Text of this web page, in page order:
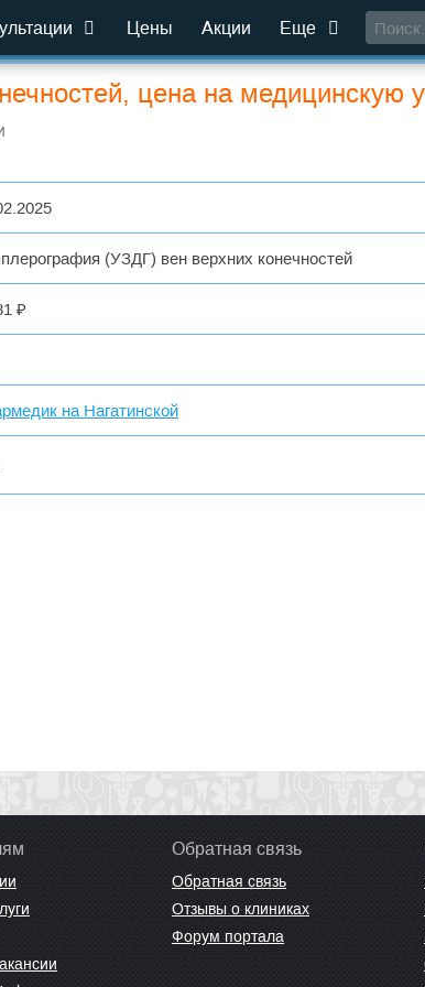
Цены Акции Еще
цена на медицинскую
(УЗДГ) вен верхних конечностей
₽
на Нагатинской
Обратная связь
Обратная связь
Отзывы о клиниках
Форум портала